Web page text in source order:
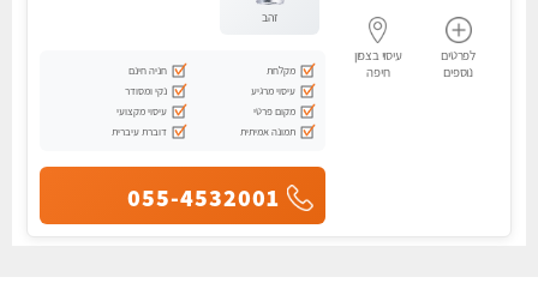
לפרטים
נוספים
עיסוי בצפון
חיפה
זהב
מקלחת
חניה חינם
עיסוי מרגיע
נקי ומסודר
מקום פרטי
עיסוי מקצועי
תמונה אמיתית
דוברת עיברית
055-4532001